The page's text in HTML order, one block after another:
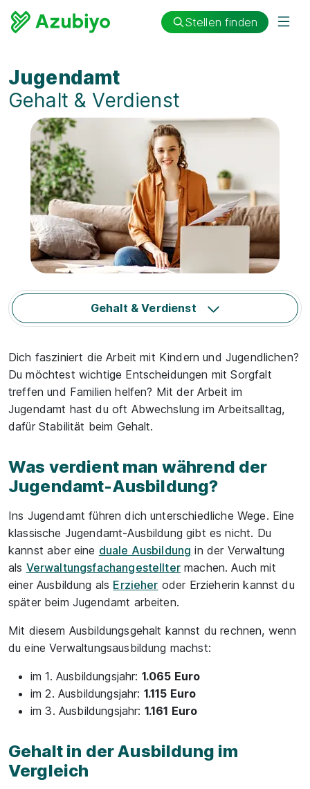
Stellen finden
Jugendamt
Gehalt & Verdienst
Gehalt & Verdienst
Dich fasziniert die Arbeit mit Kindern und Jugendlichen?
Du möchtest wichtige Entscheidungen mit Sorgfalt
treffen und Familien helfen? Mit der Arbeit im
Jugendamt hast du oft Abwechslung im Arbeitsalltag,
dafür Stabilität beim Gehalt.
Was verdient man während der
Jugendamt-Ausbildung?
Ins Jugendamt führen dich unterschiedliche Wege. Eine
klassische Jugendamt-Ausbildung gibt es nicht. Du
kannst aber eine duale Ausbildung in der Verwaltung
als Verwaltungsfachangestelltermachen. Auch mit
einer Ausbildung als Erzieher oder Erzieherin kannst du
später beim Jugendamt arbeiten.
Mit diesem Ausbildungsgehalt kannst du rechnen, wenn
du eine Verwaltungsausbildung machst:
im 1. Ausbildungsjahr: 1.065 Euro
im 2. Ausbildungsjahr: 1.115 Euro
im 3. Ausbildungsjahr: 1.161 Euro
Gehalt in der Ausbildung im
Vergleich